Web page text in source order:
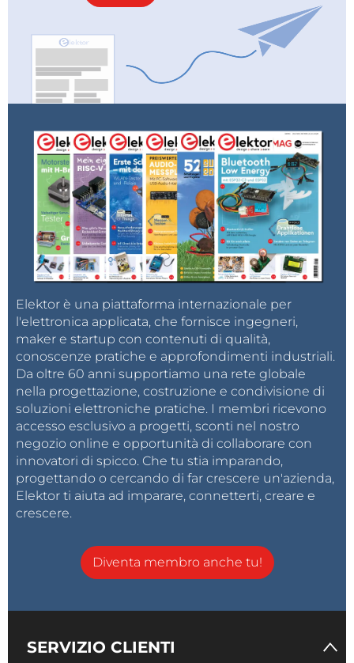
Elektor è una piattaforma internazionale per
l'elettronica applicata, che fornisce ingegneri,
maker e startup con contenuti di qualità,
conoscenze pratiche e approfondimenti industriali.
Da oltre 60 anni supportiamo una rete globale
nella progettazione, costruzione e condivisione di
soluzioni elettroniche pratiche. I membri ricevono
accesso esclusivo a progetti, sconti nel nostro
negozio online e opportunità di collaborare con
innovatori di spicco. Che tu stia imparando,
progettando o cercando di far crescere un'azienda,
Elektor ti aiuta ad imparare, connetterti, creare e
crescere.
Diventa membro anche tu!
SERVIZIO CLIENTI